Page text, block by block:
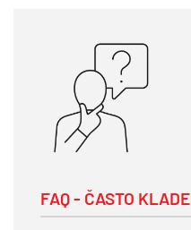
FAQ - ČASTO